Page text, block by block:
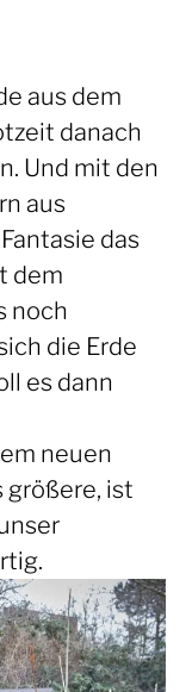
aus dem
danach
Und mit den
aus
das
dem
noch
die Erde
es dann
neuen
größere, ist